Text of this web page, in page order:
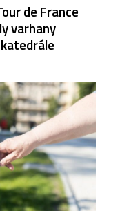
de France
varhany